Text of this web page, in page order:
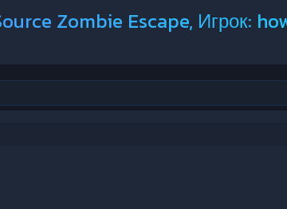
Zombie Escape, Игрок: